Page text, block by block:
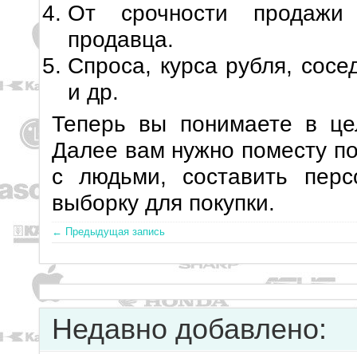
От срочности продажи
продавца.
Спроса, курса рубля,
и др.
Теперь вы понимаете в
Далее вам нужно поместу
с людьми, составить
выборку для покупки.
← Предыдущая запись
Недавно добавлено: